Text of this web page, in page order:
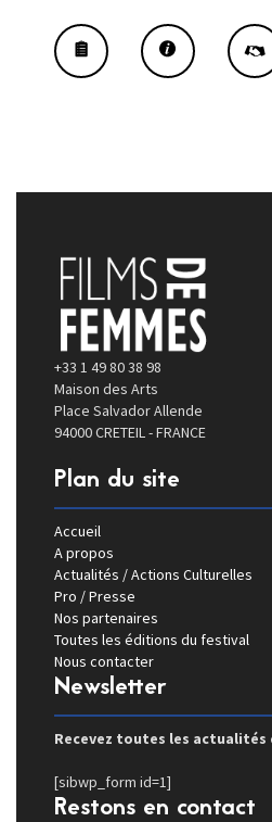
+33 1 49 80 38 98
Maison des Arts
Place Salvador Allende
94000 CRETEIL - FRANCE
Plan du site
Accueil
A propos
Actualités / Actions Culturelles
Pro / Presse
Nos partenaires
Toutes les éditions du festival
Nous contacter
Newsletter
Recevez toutes les actualités
[sibwp_form id=1]
Restons en contact